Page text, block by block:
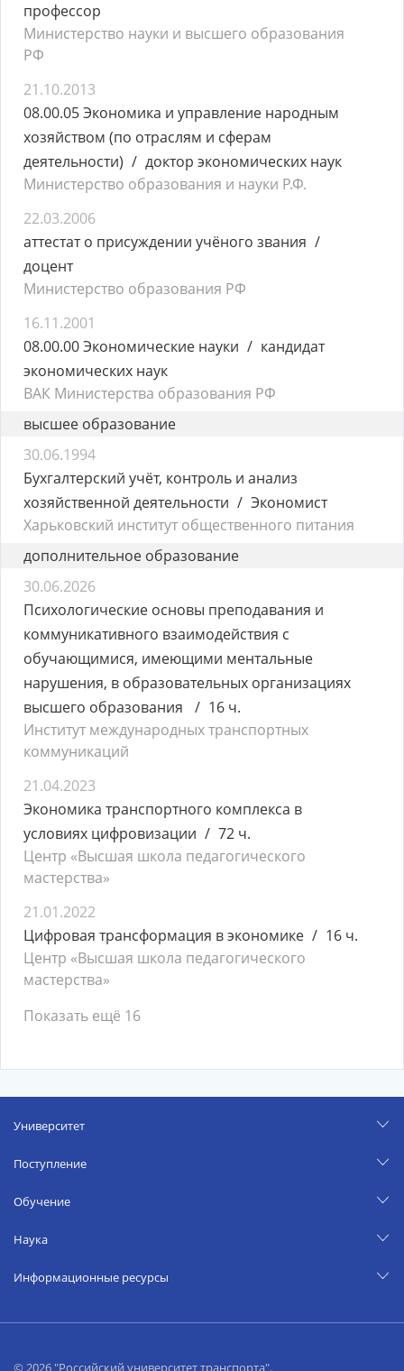
профессор
Министерство науки и высшего образования
РФ
21.10.2013
08.00.05 Экономика и управление народным
хозяйством (по отраслям и сферам
деятельности)
доктор экономических наук
Министерство образования и науки Р.Ф.
22.03.2006
аттестат о присуждении учёного звания
доцент
Министерство образования РФ
16.11.2001
08.00.00 Экономические науки
кандидат
экономических наук
ВАК Министерства образования РФ
высшее образование
30.06.1994
Бухгалтерский учёт, контроль и анализ
хозяйственной деятельности
Экономист
Харьковский институт общественного питания
дополнительное образование
30.06.2026
Психологические основы преподавания и
коммуникативного взаимодействия с
обучающимися, имеющими ментальные
нарушения, в образовательных организациях
высшего образования
16 ч.
Институт международных транспортных
коммуникаций
21.04.2023
Экономика транспортного комплекса в
условиях цифровизации
72 ч.
Центр «Высшая школа педагогического
мастерства»
21.01.2022
Цифровая трансформация в экономике
16 ч.
Центр «Высшая школа педагогического
мастерства»
Показать ещё 16
Университет
Поступление
Обучение
Наука
Информационные ресурсы
© 2026 "Российский университет транспорта".